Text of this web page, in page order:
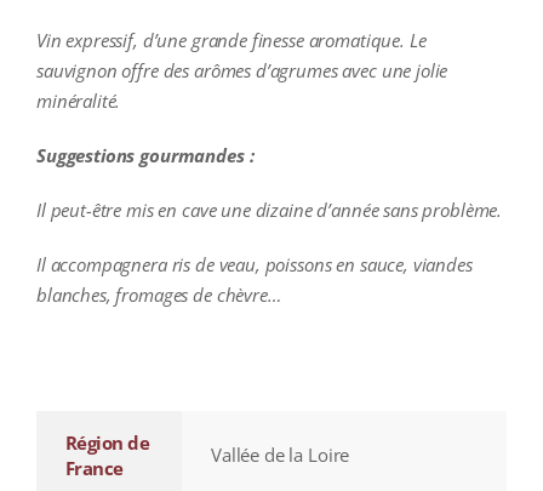
Vin expressif, d’une grande finesse aromatique. Le
sauvignon offre des arômes d’agrumes avec une jolie
minéralité.
Suggestions gourmandes :
Il peut-être mis en cave une dizaine d’année sans problème.
Il accompagnera ris de veau, poissons en sauce, viandes
blanches, fromages de chèvre…
Région de
France
Vallée de la Loire